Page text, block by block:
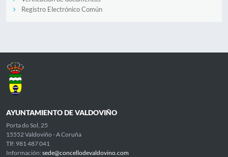
Registro Electrónico Común
AYUNTAMIENTO DE VALDOVIÑO
Porta do Sol, 25
15552 Valdoviño - A Coruña
Tlf: 981 487 041
Información: sede@concellodevaldovino.com